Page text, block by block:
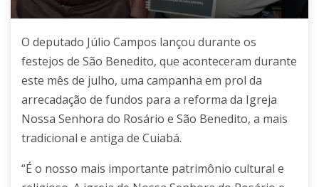
O deputado Júlio Campos lançou durante os
festejos de São Benedito, que aconteceram durante
este mês de julho, uma campanha em prol da
arrecadação de fundos para a reforma da Igreja
Nossa Senhora do Rosário e São Benedito, a mais
tradicional e antiga de Cuiabá.
“É o nosso mais importante patrimônio cultural e